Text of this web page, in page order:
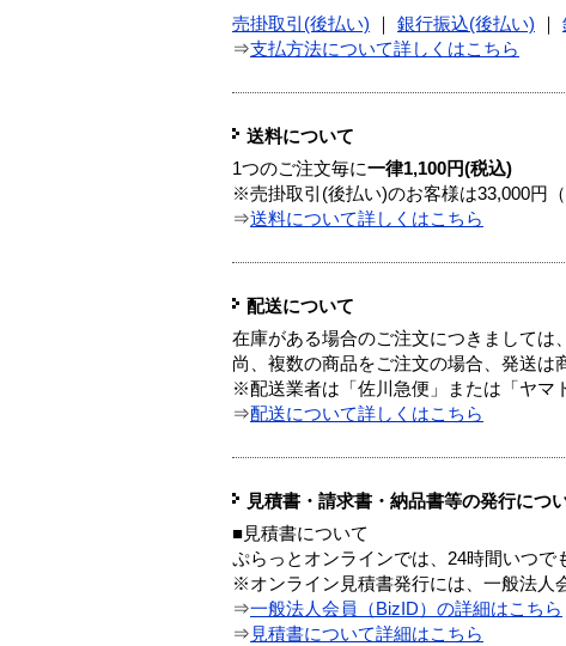
売掛取引(後払い) 銀行振込(後払い)
⇒支払方法について詳しくはこちら
送料について
1つのご注文毎に一律1,100円(税込)
※売掛取引(後払い)のお客様は33,000円
⇒送料について詳しくはこちら
配送について
在庫がある場合のご注文につきましては
尚、複数の商品をご注文の場合、発送は
※配送業者は「佐川急便」または「ヤマ
⇒配送について詳しくはこちら
見積書・請求書・納品書等の発行につ
■見積書について
ぷらっとオンラインでは、24時間いつで
※オンライン見積書発行には、一般法人
⇒一般法人会員（BizID）の詳細はこちら
⇒ 見積書について詳細はこちら